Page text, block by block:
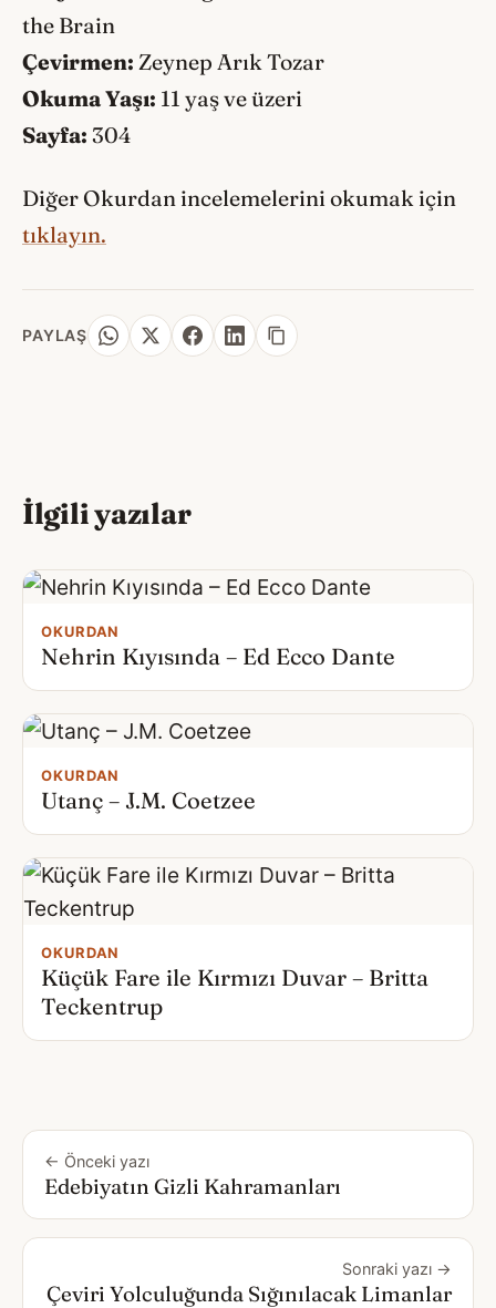
the Brain
Çevirmen: Zeynep Arık Tozar
Okuma Yaşı: 11 yaş ve üzeri
Sayfa: 304
Diğer Okurdan incelemelerini okumak için
tıklayın.
PAYLAŞ
İlgili yazılar
OKURDAN
Nehrin Kıyısında – Ed Ecco Dante
OKURDAN
Utanç – J.M. Coetzee
OKURDAN
Küçük Fare ile Kırmızı Duvar – Britta
Teckentrup
← Önceki yazı
Edebiyatın Gizli Kahramanları
Sonraki yazı →
Çeviri Yolculuğunda Sığınılacak Limanlar